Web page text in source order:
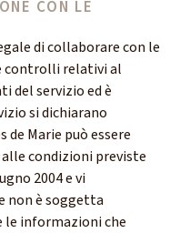
CON LE
di collaborare con le
controlli relativi al
del servizio ed è
si dichiarano
Marie può essere
condizioni previste
2004 e vi
non è soggetta
informazioni che